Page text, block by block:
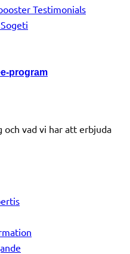
Testimonials
program
och vad vi har att erbjuda